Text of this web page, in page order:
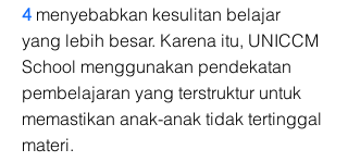
4 menyebabkan kesulitan belajar
yang lebih besar. Karena itu, UNICCM
School menggunakan pendekatan
pembelajaran yang terstruktur untuk
memastikan anak-anak tidak tertinggal
materi.